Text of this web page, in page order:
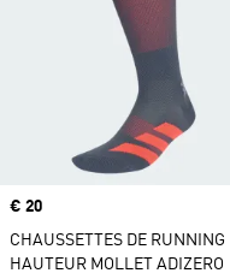
Prix
€ 20
CHAUSSETTES DE RUNNING
HAUTEUR MOLLET ADIZERO